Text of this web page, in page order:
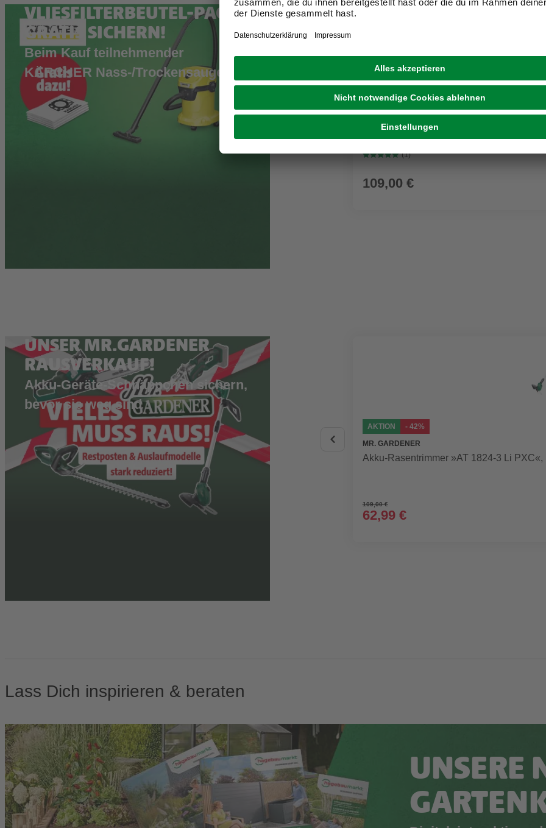
VLIESFILTERBEUTEL-PACK
GRATIS SICHERN!
Beim Kauf teilnehmender
KÄRCHER Nass-/Trockensauger
GRATIS ZUGABE
KÄRCHER
Nass-/Trockensauger WD 3 P V-17/4/20
Kunststoffbehälter
(1)
109,00 €
UNSER MR.GARDENER
RAUSVERKAUF!
Akku-Geräte-Schnäppchen sichern,
bevor sie weg sind
AKTION
- 42%
MR. GARDENER
Akku-Rasentrimmer »AT 1824-3 Li PXC«,
109,00 €
62,99 €
Lass Dich inspirieren & beraten
UNSERE